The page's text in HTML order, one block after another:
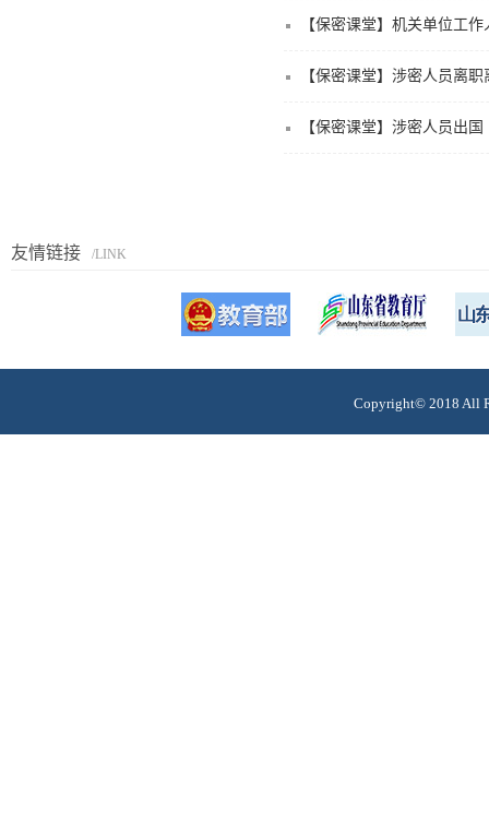
【保密课堂】机关单位工
【保密课堂】涉密人员离
【保密课堂】涉密人员出
友情链接 /LINK
Copyright© 2018 All